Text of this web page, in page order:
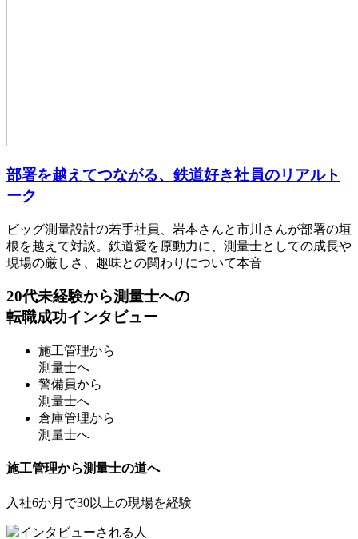
部署を越えてつながる、鉄道好き社員のリアルト
ーク
ビッグ測量設計の若手社員、岩本さんと市川さんが部署の垣
根を越えて対談。鉄道愛を原動力に、測量士としての成長や
現場の厳しさ、趣味との関わりについて本音
20代未経験から測量士への
転職成功インタビュー
施工管理から
測量士へ
警備員から
測量士へ
倉庫管理から
測量士へ
施工管理から測量士の道へ
入社6か月で30以上の現場を経験